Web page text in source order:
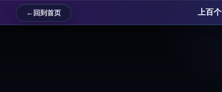
←回到首页 上百